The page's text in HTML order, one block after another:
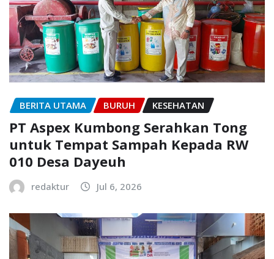
BERITA UTAMA BURUH KESEHATAN
PT Aspex Kumbong Serahkan Tong
untuk Tempat Sampah Kepada RW
010 Desa Dayeuh
redaktur Jul 6, 2026